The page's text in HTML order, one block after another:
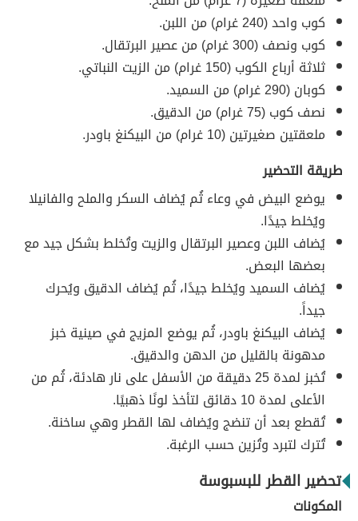
كوب واحد (240 غرام) من اللبن.
كوب ونصف (300 غرام) من عصير البرتقال.
ثلاثة أرباع الكوب (150 غرام) من الزيت النباتي.
كوبان (290 غرام) من السميد.
نصف كوب (75 غرام) من الدقيق.
ملعقتين صغيرتين (10 غرام) من البيكنغ باودر.
طريقة التحضير
يوضع البيض في وعاء ثُم يُضاف السكر والملح والفانيلا
ويُخلط جيدًا.
يُضاف اللبن وعصير البرتقال والزيت وتُخلط بشكل جيد مع
بعضها البعض.
يُضاف السميد ويُخلط جيدًا، ثُم يُضاف الدقيق ويُحرك
جيداً.
يُضاف البيكنغ باودر، ثُم يوضع المزيج في صينية خبز
مدهونة بالقليل من الدهن والدقيق.
تُخبز لمدة 25 دقيقة من الأسفل على نار هادئة، ثُم من
الأعلى لمدة 10 دقائق لتأخذ لونًا ذهبيًا.
تُقطع بعد أن تنضج ويُضاف لها القطر وهي ساخنة.
تُترك لتبرد وتُزين حسب الرغبة.
تحضير القطر للبسبوسة
المكونات